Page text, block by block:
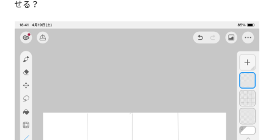
せる？